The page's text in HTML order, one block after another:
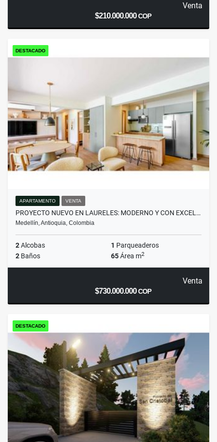
Venta
$210.000.000COP
DESTACADO
APARTAMENTO VENTA
PROYECTO NUEVO EN LAURELES: MODERNO Y CON EXCEL…
Medellín, Antioquia, Colombia
2Alcobas 1 Parqueaderos
2 Baños 65Área m2
Venta
$730.000.000COP
DESTACADO